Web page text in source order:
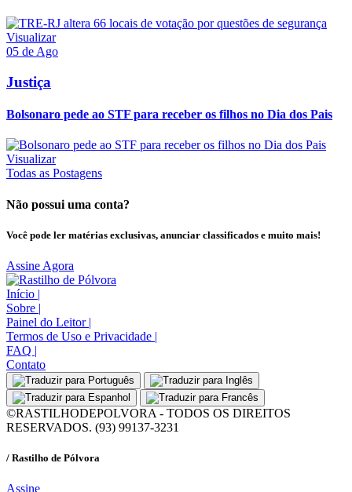
Visualizar
05 de Ago
Justiça
Bolsonaro pede ao STF para receber os filhos no Dia dos Pais
Visualizar
Todas as Postagens
Não possui uma conta?
Você pode ler matérias exclusivas, anunciar classificados e muito mais!
Assine Agora
Início |
Sobre |
Painel do Leitor |
Termos de Uso e Privacidade |
FAQ |
Contato
©RASTILHODEPOLVORA - TODOS OS DIREITOS
RESERVADOS. (93) 99137-3231
/ Rastilho de Pólvora
Assine